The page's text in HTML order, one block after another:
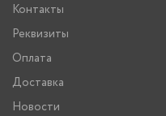
Контакты
Реквизиты
Оплата
Доставка
Новости